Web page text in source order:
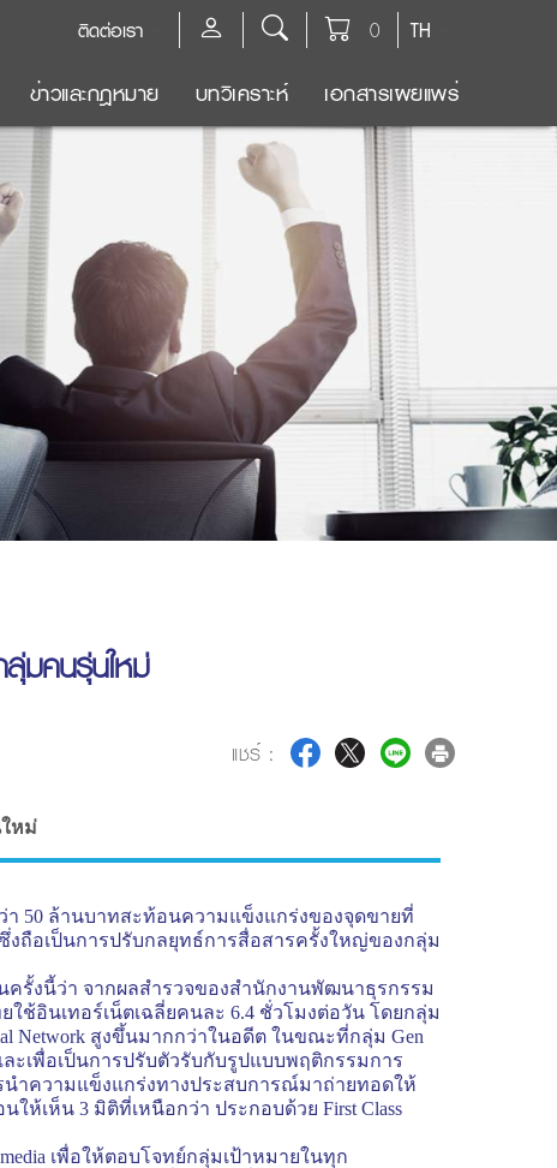
TH
0
ติดต่อเรา
ข่าวและกฎหมาย บทวิเคราะห์ เอกสารเผยแพร่
มคนรุ่นใหม่
แชร์ :
หม่
50 ล้านบาทสะท้อนความแข็งแกร่งของจุดขายที่
งถือเป็นการปรับกลยุทธ์การสื่อสารครั้งใหญ่ของกลุ่ม
รั้งนี้ว่า จากผลสำรวจของสำนักงานพัฒนาธุรกรรม
ช้อินเทอร์เน็ตเฉลี่ยคนละ 6.4 ชั่วโมงต่อวัน โดยกลุ่ม
Network สูงขึ้นมากกว่าในอดีต ในขณะที่กลุ่ม Gen
เพื่อเป็นการปรับตัวรับกับรูปแบบพฤติกรรมการ
ำความแข็งแกร่งทางประสบการณ์มาถ่ายทอดให้
ให้เห็น 3 มิติที่เหนือกว่า ประกอบด้วย First Class
เพื่อให้ตอบโจทย์กลุ่มเป้าหมายในทุก